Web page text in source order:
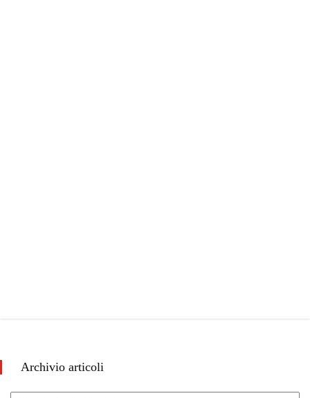
Archivio articoli